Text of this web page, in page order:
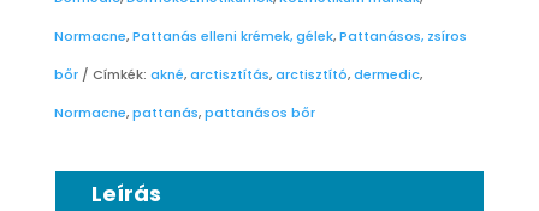
Normacne,Pattanás elleni krémek, gélek,Pattanásos, zsíros
bőr
Címkék: akné,arctisztítás,arctisztító,dermedic,
Normacne,pattanás,pattanásos bőr
Leírás